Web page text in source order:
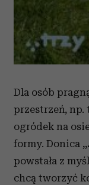
Dla osób
przestrzeń, np.
ogródek na
formy. Donica
powstała z
chcą tworzyć